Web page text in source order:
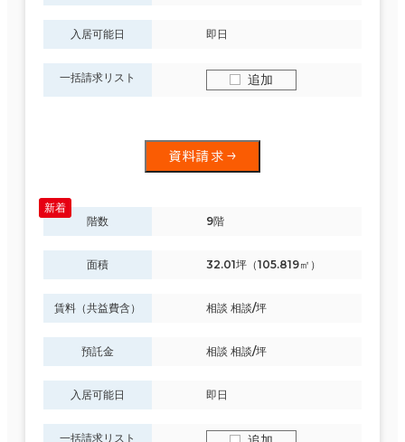
入居可能日 即日
一括請求リスト 追加
資料請求
階数 9階
面積 32.01坪（105.819㎡）
賃料（共益費含） 相談 相談/坪
預託金 相談 相談/坪
入居可能日 即日
一括請求リスト